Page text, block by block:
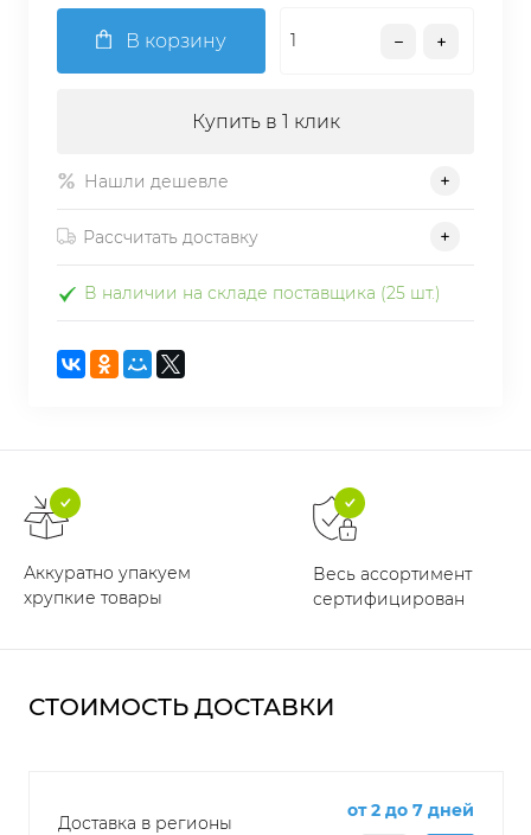
В корзину
Купить в 1 клик
Нашли дешевле
Рассчитать доставку
В наличии на складе поставщика (25 шт.)
Аккуратно упакуем
хрупкие товары
Весь ассортимент
сертифицирован
СТОИМОСТЬ ДОСТАВКИ
Доставка в регионы
от 2 до 7 дней